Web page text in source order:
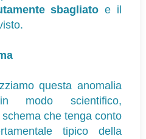
sbagliato e il
questa anomalia
in modo scientifico,
che tenga conto
tipico della